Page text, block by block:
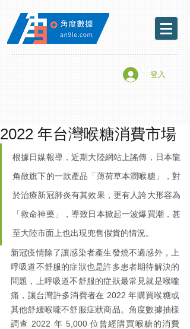
登入
2022 年台灣喉糖消費市場
根據日媒報導，近期大陸網站上謠傳，日本龍
角散旗下的一款產品「薄荷草本潤喉糖」，對
於治療新冠肺炎有其效果，更有人誇大形容為
「救命神藥」，導致日本掀起一波爆買潮，甚
至大陸市面上也出現兜售假貨的情況。
新冠疫情除了讓感染者產生發燒不適感外，上
呼吸道不舒服的症狀也是許多患者期待解決的
問題，上呼吸道不舒服的症狀最常見就是喉嚨
痛，讓台灣許多消費者在 2022 年購買喉糖或
其他舒緩喉嚨不舒服症狀商品。角度數據抽樣
調查 2022 年 5,000 位曾經購買喉糖的消費